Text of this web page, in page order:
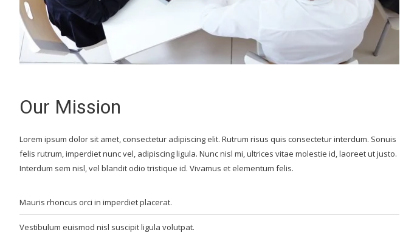
Our Mission
Lorem ipsum dolor sit amet, consectetur adipiscing elit. Rutrum risus quis consectetur interdum. Sonuis
felis rutrum, imperdiet nunc vel, adipiscing ligula. Nunc nisl mi, ultrices vitae molestie id, laoreet ut justo.
Interdum sem nisl, vel blandit odio tristique id. Vivamus et elementum felis.
Mauris rhoncus orci in imperdiet placerat.
Vestibulum euismod nisl suscipit ligula volutpat.